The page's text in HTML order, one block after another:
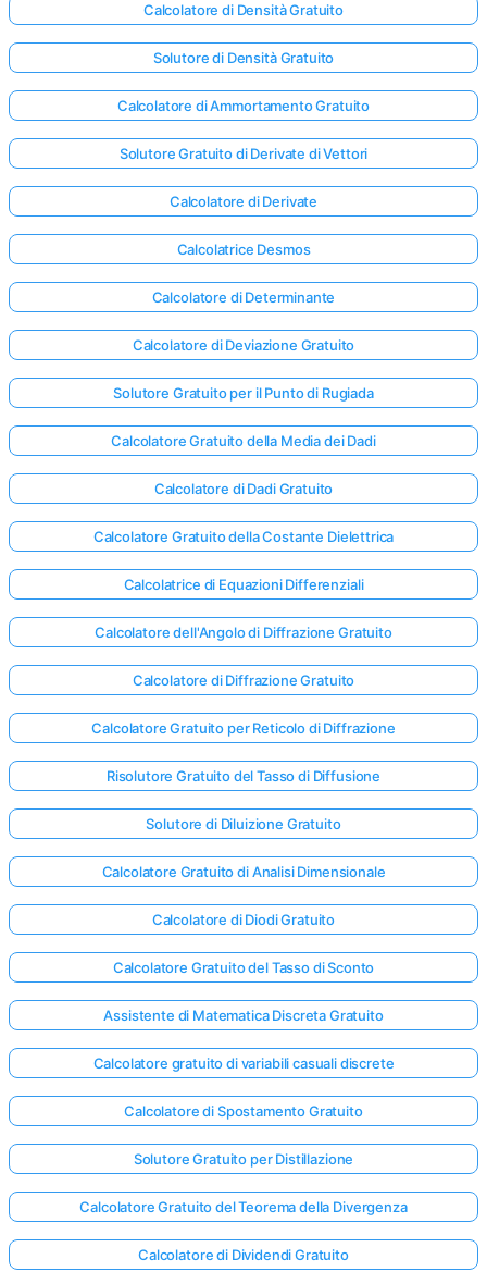
Accedi
qui!
Calcolatore di Densità Gratuito
Solutore di Densità Gratuito
Calcolatore di Ammortamento Gratuito
Solutore Gratuito di Derivate di Vettori
Calcolatore di Derivate
Calcolatrice Desmos
Calcolatore di Determinante
Calcolatore di Deviazione Gratuito
Solutore Gratuito per il Punto di Rugiada
Calcolatore Gratuito della Media dei Dadi
Calcolatore di Dadi Gratuito
Calcolatore Gratuito della Costante Dielettrica
Calcolatrice di Equazioni Differenziali
Calcolatore dell'Angolo di Diffrazione Gratuito
Calcolatore di Diffrazione Gratuito
Calcolatore Gratuito per Reticolo di Diffrazione
Risolutore Gratuito del Tasso di Diffusione
Solutore di Diluizione Gratuito
Calcolatore Gratuito di Analisi Dimensionale
Calcolatore di Diodi Gratuito
Calcolatore Gratuito del Tasso di Sconto
Assistente di Matematica Discreta Gratuito
Calcolatore gratuito di variabili casuali discrete
Calcolatore di Spostamento Gratuito
Solutore Gratuito per Distillazione
Calcolatore Gratuito del Teorema della Divergenza
Calcolatore di Dividendi Gratuito